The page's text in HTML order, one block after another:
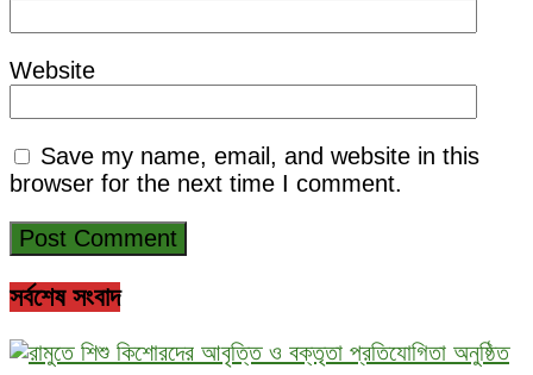
Website
Save my name, email, and website in this
browser for the next time I comment.
সর্বশেষ সংবাদ